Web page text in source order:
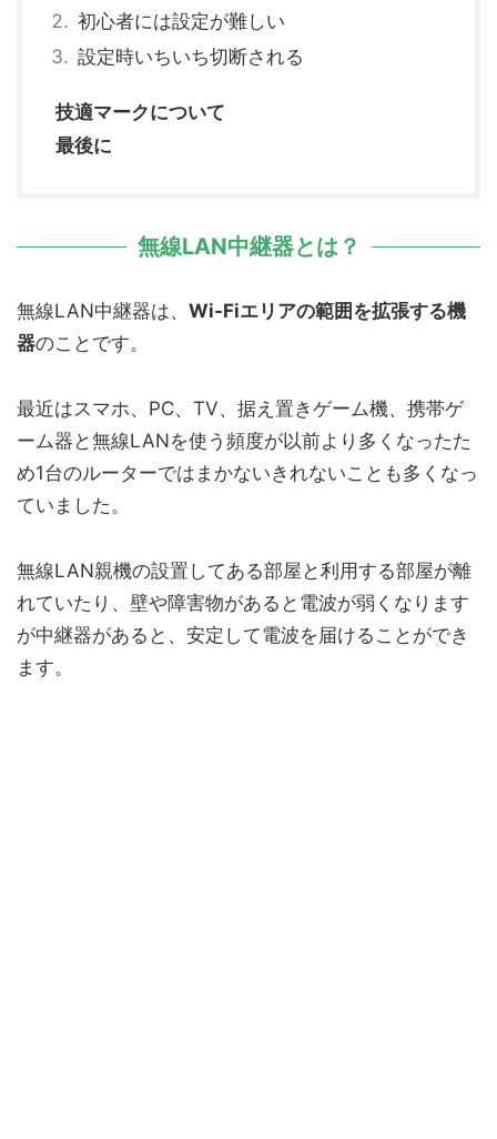
初心者には設定が難しい
設定時いちいち切断される
技適マークについて
最後に
無線LAN中継器とは？
無線LAN中継器は、 Wi-Fiエリアの範囲を拡張する機
器のことです。
最近はスマホ、PC、TV、据え置きゲーム機、携帯ゲ
ーム器と無線LANを使う頻度が以前より多くなったた
め1台のルーターではまかないきれないことも多くなっ
ていました。
無線LAN親機の設置してある部屋と利用する部屋が離
れていたり、壁や障害物があると電波が弱くなります
が中継器があると、安定して電波を届けることができ
ます。